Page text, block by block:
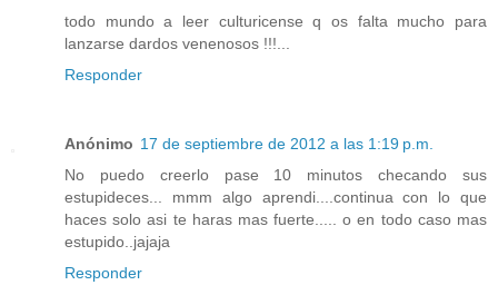
todo mundo a leer culturicense q os falta mucho para
lanzarse dardos venenosos !!!...
Responder
Anónimo 17 de septiembre de 2012 a las 1:19 p.m.
No puedo creerlo pase 10 minutos checando sus
estupideces... mmm algo aprendi....continua con lo que
haces solo asi te haras mas fuerte..... o en todo caso mas
estupido..jajaja
Responder